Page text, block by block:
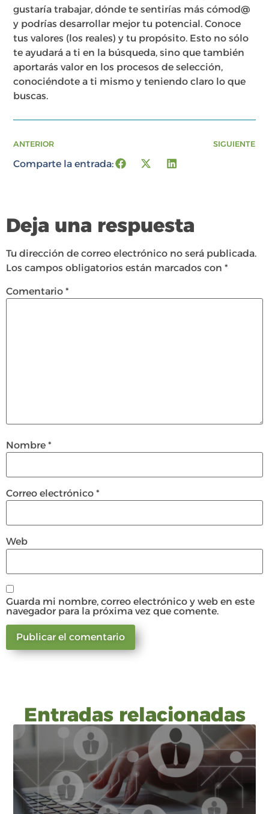
gustaría trabajar, dónde te sentirías más cómod@
y podrías desarrollar mejor tu potencial. Conoce
tus valores (los reales) y tu propósito. Esto no sólo
te ayudará a ti en la búsqueda, sino que también
aportarás valor en los procesos de selección,
conociéndote a ti mismo y teniendo claro lo que
buscas.
ANTERIOR SIGUIENTE
Comparte la entrada:
Deja una respuesta
Tu dirección de correo electrónico no será publicada.
Los campos obligatorios están marcados con *
Comentario *
Nombre *
Correo electrónico *
Web
Guarda mi nombre, correo electrónico y web en este
navegador para la próxima vez que comente.
Entradas relacionadas